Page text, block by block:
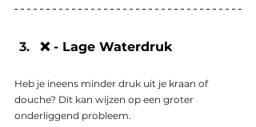
❌ - Lage Waterdruk
Heb je ineens minder druk uit je kraan of
douche? Dit kan wijzen op een groter
onderliggend probleem.